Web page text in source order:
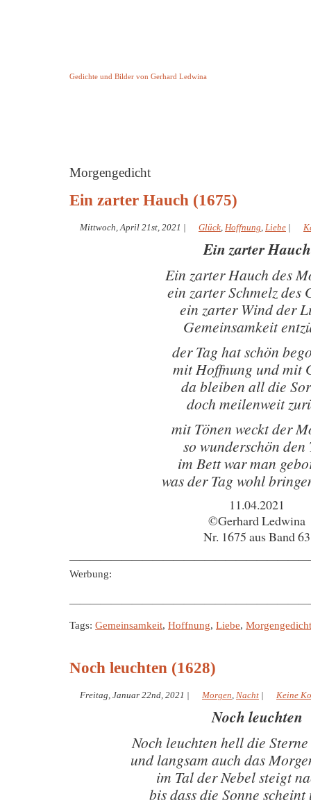
Gedichte und Bilder von Gerhard Ledwina
Morgengedicht
Ein zarter Hauch (1675)
Mittwoch, April 21st, 2021 | Glück, Hoffnung, Liebe |
Ein zarter Hauch
Ein zarter Hauch des
ein zarter Schmelz des
ein zarter Wind der
Gemeinsamkeit
der Tag hat schön
mit Hoffnung und mit
da bleiben all die
doch meilenweit
mit Tönen weckt der
so wunderschön den
im Bett war man
was der Tag wohl
11.04.2021
©Gerhard Ledwina
Nr. 1675 aus Band 63
Werbung:
Tags: Gemeinsamkeit, Hoffnung, Liebe, Morgengedicht
Noch leuchten (1628)
Freitag, Januar 22nd, 2021 | Morgen, Nacht | Keine
Noch leuchten
Noch leuchten hell die
und langsam auch das
im Tal der Nebel steigt
bis dass die Sonne